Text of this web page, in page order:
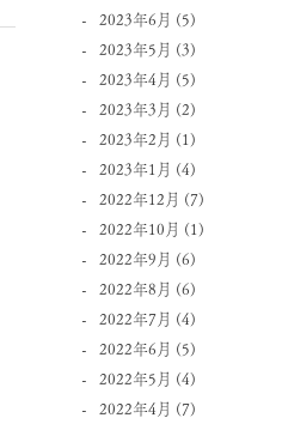
2023年6月 (5)
2023年5月 (3)
2023年4月 (5)
2023年3月 (2)
2023年2月 (1)
2023年1月 (4)
2022年12月 (7)
2022年10月 (1)
2022年9月 (6)
2022年8月 (6)
2022年7月 (4)
2022年6月 (5)
2022年5月 (4)
2022年4月 (7)